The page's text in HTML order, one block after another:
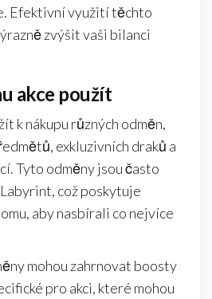
Efektivní využití těchto
zvýšit vaši bilanci
akce použít
k nákupu různých odměn,
exkluzivních draků a
Tyto odměny jsou často
což poskytuje
aby nasbírali co nejvíce
mohou zahrnovat boosty
pro akci, které mohou